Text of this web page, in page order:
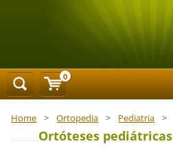
Home > Ortopedia > Pediatria >
Ortóteses
0